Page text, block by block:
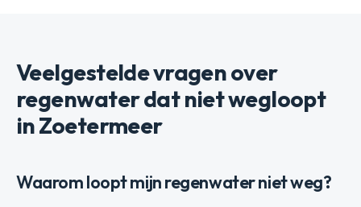
Veelgestelde vragen over
regenwater dat niet wegloopt
in Zoetermeer
Waarom loopt mijn regenwater niet weg?